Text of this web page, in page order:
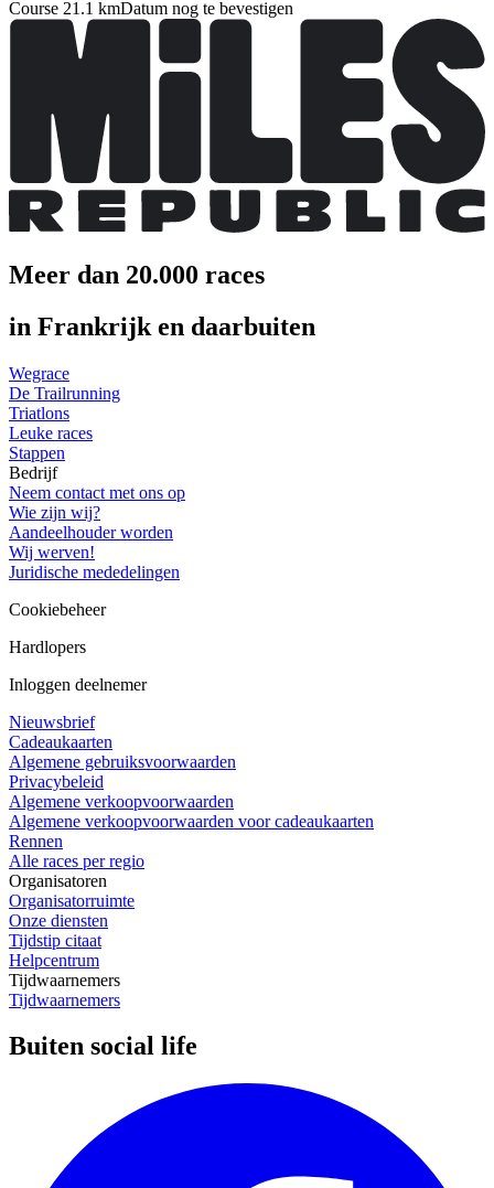
Course 21.1 kmDatum nog te bevestigen
Meer dan 20.000 races
in Frankrijk en daarbuiten
Wegrace
De Trailrunning
Triatlons
Leuke races
Stappen
Bedrijf
Neem contact met ons op
Wie zijn wij?
Aandeelhouder worden
Wij werven!
Juridische mededelingen
Cookiebeheer
Hardlopers
Inloggen deelnemer
Nieuwsbrief
Cadeaukaarten
Algemene gebruiksvoorwaarden
Privacybeleid
Algemene verkoopvoorwaarden
Algemene verkoopvoorwaarden voor cadeaukaarten
Rennen
Alle races per regio
Organisatoren
Organisatorruimte
Onze diensten
Tijdstip citaat
Helpcentrum
Tijdwaarnemers
Tijdwaarnemers
Buiten social life